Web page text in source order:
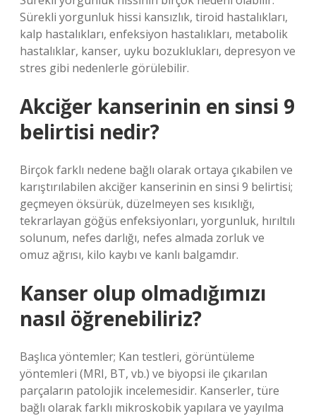
Sürekli yorgunluk hissi kansızlık, tiroid hastalıkları,
kalp hastalıkları, enfeksiyon hastalıkları, metabolik
hastalıklar, kanser, uyku bozuklukları, depresyon ve
stres gibi nedenlerle görülebilir.
Akciğer kanserinin en sinsi 9
belirtisi nedir?
Birçok farklı nedene bağlı olarak ortaya çıkabilen ve
karıştırılabilen akciğer kanserinin en sinsi 9 belirtisi;
geçmeyen öksürük, düzelmeyen ses kısıklığı,
tekrarlayan göğüs enfeksiyonları, yorgunluk, hırıltılı
solunum, nefes darlığı, nefes almada zorluk ve
omuz ağrısı, kilo kaybı ve kanlı balgamdır.
Kanser olup olmadığımızı
nasıl öğrenebiliriz?
Başlıca yöntemler; Kan testleri, görüntüleme
yöntemleri (MRI, BT, vb.) ve biyopsi ile çıkarılan
parçaların patolojik incelemesidir. Kanserler, türe
bağlı olarak farklı mikroskobik yapılara ve yayılma